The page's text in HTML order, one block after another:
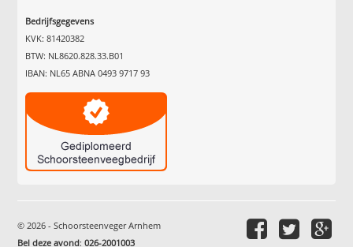
Bedrijfsgegevens
KVK: 81420382
BTW: NL8620.828.33.B01
IBAN: NL65 ABNA 0493 9717 93
© 2026 - Schoorsteenveger Arnhem
Bel deze avond:026-2001003